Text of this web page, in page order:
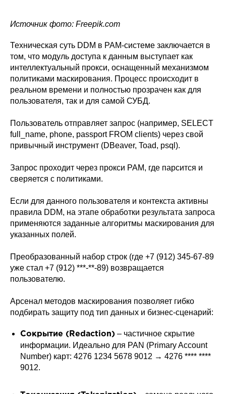
Источник фото: Freepik.com
Техническая суть DDM в PAM-системе заключается в
том, что модуль доступа к данным выступает как
интеллектуальный прокси, оснащенный механизмом
политиками маскирования. Процесс происходит в
реальном времени и полностью прозрачен как для
пользователя, так и для самой СУБД.
Пользователь отправляет запрос (например, SELECT
full_name, phone, passport FROM clients) через свой
привычный инструмент (DBeaver, Toad, psql).
Запрос проходит через прокси PAM, где парсится и
сверяется с политиками.
Если для данного пользователя и контекста активны
правила DDM, на этапе обработки результата запроса
применяются заданные алгоритмы маскирования для
указанных полей.
Преобразованный набор строк (где +7 (912) 345-67-89
уже стал +7 (912) ***-**-89) возвращается
пользователю.
Арсенал методов маскирования позволяет гибко
подбирать защиту под тип данных и бизнес-сценарий:
Сокрытие (Redaction) – частичное скрытие
информации. Идеально для PAN (Primary Account
Number) карт: 4276 1234 5678 9012 → 4276 **** ****
9012.